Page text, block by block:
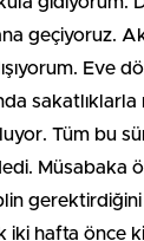
geçiyoruz.
Eve
Tüm bu
Müsabaka
iki hafta önce